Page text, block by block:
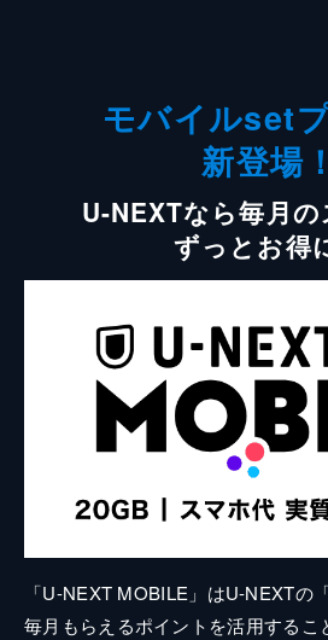
モバイルset
新登場！
U-NEXTなら毎月
ずっとお得
「U-NEXT MOBILE」はU-NEXTの
毎月もらえるポイントを活用するこ